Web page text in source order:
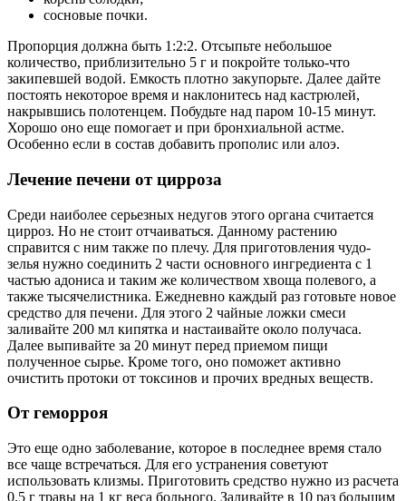
сосновые почки.
Пропорция должна быть 1:2:2. Отсыпьте небольшое
количество, приблизительно 5 г и покройте только-что
закипевшей водой. Емкость плотно закупорьте. Далее дайте
постоять некоторое время и наклонитесь над кастрюлей,
накрывшись полотенцем. Побудьте над паром 10-15 минут.
Хорошо оно еще помогает и при бронхиальной астме.
Особенно если в состав добавить прополис или алоэ.
Лечение печени от цирроза
Среди наиболее серьезных недугов этого органа считается
цирроз. Но не стоит отчаиваться. Данному растению
справится с ним также по плечу. Для приготовления чудо-
зелья нужно соединить 2 части основного ингредиента с 1
частью адониса и таким же количеством хвоща полевого, а
также тысячелистника. Ежедневно каждый раз готовьте новое
средство для печени. Для этого 2 чайные ложки смеси
заливайте 200 мл кипятка и настаивайте около получаса.
Далее выпивайте за 20 минут перед приемом пищи
полученное сырье. Кроме того, оно поможет активно
очистить протоки от токсинов и прочих вредных веществ.
От геморроя
Это еще одно заболевание, которое в последнее время стало
все чаще встречаться. Для его устранения советуют
использовать клизмы. Приготовить средство нужно из расчета
0,5 г травы на 1 кг веса больного. Заливайте в 10 раз большим